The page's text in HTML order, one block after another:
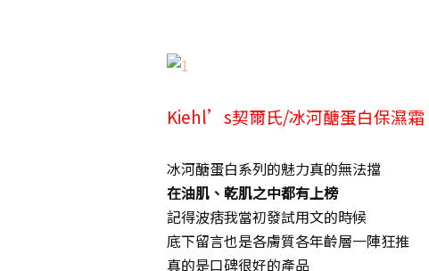
Kiehl’s契爾氏/冰河醣蛋白保濕霜
冰河醣蛋白系列的魅力真的無法擋
在油肌、乾肌之中都有上榜
記得波痞我當初發試用文的時候
底下留言也是各膚質各年齡層一陣狂推
真的是口碑很好的產品